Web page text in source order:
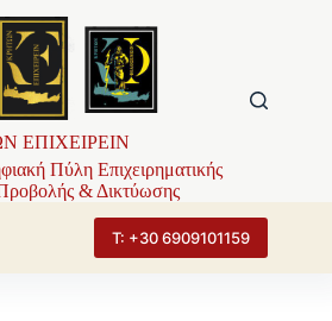
ΕΠΙΧΕΙΡΕΙΝ
Πύλη Επιχειρηματικής
& Δικτύωσης
Τ: +30 6909101159